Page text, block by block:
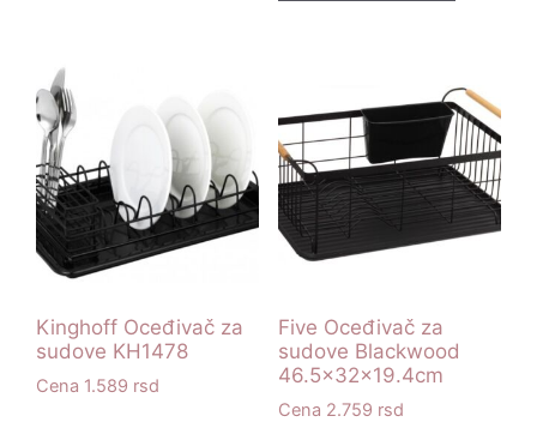
Kinghoff Oceđivač za
sudove KH1478
1.589 rsd
Five Oceđivač za
sudove Blackwood
46.5x32x19.4cm
2.759 rsd